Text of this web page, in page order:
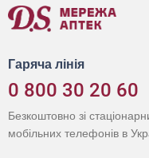
Гаряча лінія
0 800 30 20 60
Безкоштовно зі
мобільних телефонів в